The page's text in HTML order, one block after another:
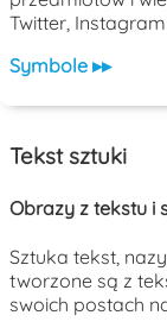
Twitter,
Symbole ▸▸
Tekst sztuki
Obrazy z tekstu i
Sztuka tekst,
tworzone są z
swoich postach